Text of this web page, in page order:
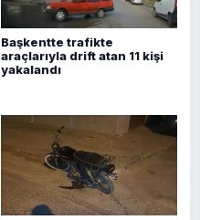
Başkentte trafikte
araçlarıyla drift atan 11 kişi
yakalandı